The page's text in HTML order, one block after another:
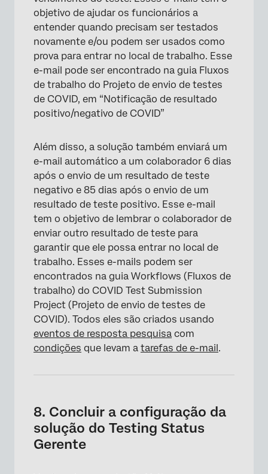
objetivo de ajudar os funcionários a
entender quando precisam ser testados
novamente e/ou podem ser usados como
prova para entrar no local de trabalho. Esse
e-mail pode ser encontrado na guia Fluxos
de trabalho do Projeto de envio de testes
de COVID, em “Notificação de resultado
positivo/negativo de COVID”
Além disso, a solução também enviará um
e-mail automático a um colaborador 6 dias
após o envio de um resultado de teste
negativo e 85 dias após o envio de um
resultado de teste positivo. Esse e-mail
tem o objetivo de lembrar o colaborador de
enviar outro resultado de teste para
garantir que ele possa entrar no local de
trabalho. Esses e-mails podem ser
encontrados na guia Workflows (Fluxos de
trabalho) do COVID Test Submission
Project (Projeto de envio de testes de
COVID). Todos eles são criados usando
eventos de resposta pesquisa com
condições que levam a tarefas de e-mail.
8. Concluir a configuração da
solução do Testing Status
Gerente